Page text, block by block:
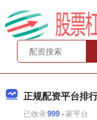
正规配资平台排
已收录999+家平台